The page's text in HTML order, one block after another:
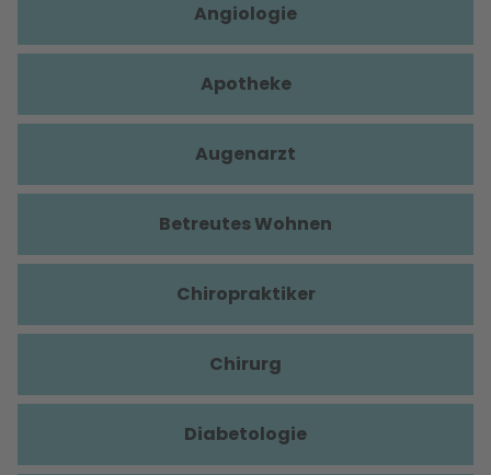
Angiologie
Apotheke
Augenarzt
Betreutes Wohnen
Chiropraktiker
Chirurg
Diabetologie